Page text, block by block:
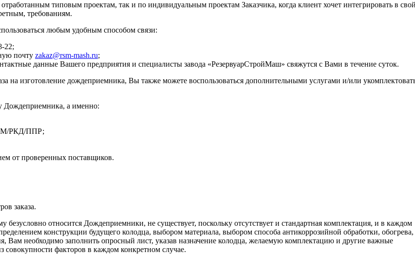
типовым проектам, так и по индивидуальным проектам Заказчика, когда клиент хочет интегрировать в
требованиям.
любым удобным способом связи:
22;
почту zakaz@rsm-mash.ru;
данные Вашего предприятия и специалисты завода «РезервуарСтройМаш» свяжутся с Вами в течение суток.
на изготовление дождеприемника, Вы также можете воспользоваться дополнительными услугами и/или
Дождеприемника, а именно:
КМ/РКД/ППР;
от проверенных поставщиков.
заказа.
безусловно относится Дождеприемники, не существует, поскольку отсутствует и стандартная комплектация, и в каждом
конструкции будущего колодца, выбором материала, выбором способа антикоррозийной обработки, обогрева,
Вам необходимо заполнить опросный лист, указав назначение колодца, желаемую комплектацию и другие важные
совокупности факторов в каждом конкретном случае.